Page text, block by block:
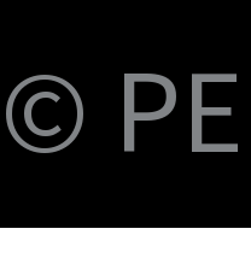
Braided Cable,
價格
NT$399.00
價格
NT$399.00
價格
NT$699.00
價格
NT$999.00
價格
NT$1,699.00
Charging
價格
NT$599.00
Adapter
價格
NT$450.00
Adapter
價格
NT$450.00
應，1米)
價格
NT$1,390.00
價格
NT$599.00
0.15米)
價格
NT$350.00
Nylon, 3米)
價格
NT$598.00
Nylon, 2米)
價格
NT$498.00
Nylon, 1米)
價格
NT$398.00
Nylon, 3米)
價格
NT$498.00
©